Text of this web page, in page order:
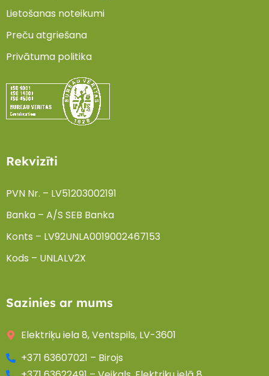
Lietošanas noteikumi
Preču atgriešana
Privātuma politika
Rekvizīti
PVN Nr. – LV51203002191
Banka – A/S SEB Banka
Konts – LV92UNLA0019002467153
Kods – UNLALV2X
Sazinies ar mums
Elektriķu iela 8, Ventspils, LV-3601
+371 63607021 – Birojs